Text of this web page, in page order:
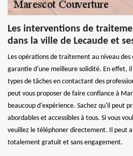
Les interventions de
dans la ville de Lecaude et
Les opérations de traitement au niveau
garantie d'une meilleure solidité. En effet, il
types de tâches en contactant des
peut vous proposer de faire confiance à
beaucoup d'expérience. Sachez qu'il peut
abordables et accessibles à tous. Si vous
veuillez le téléphoner directement. Il peut
totalement gratuit et sans engagement.